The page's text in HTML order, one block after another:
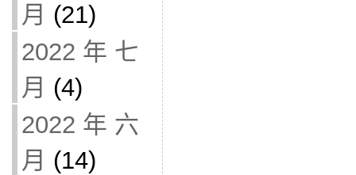
月 (21)
2022 年 七
月 (4)
2022 年 六
月 (14)